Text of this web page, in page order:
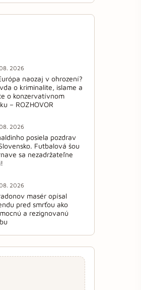
2026
naozaj v ohrození?
o kriminalite, islame a
o konzervatívnom
– ROZHOVOR
2026
posiela pozdrav
Futbalová šou
sa nezadržateľne
2026
masér opísal
pred smrťou ako
a rezignovanú